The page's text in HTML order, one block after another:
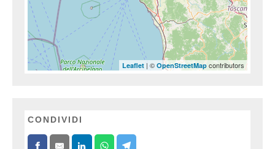
Leaflet | © OpenStreetMap contributors
CONDIVIDI